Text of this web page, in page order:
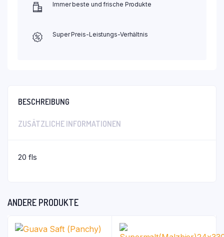
Immer beste und frische Produkte
Super Preis-Leistungs-Verhältnis
BESCHREIBUNG
ZUSÄTZLICHE INFORMATIONEN
20 fls
ANDERE PRODUKTE